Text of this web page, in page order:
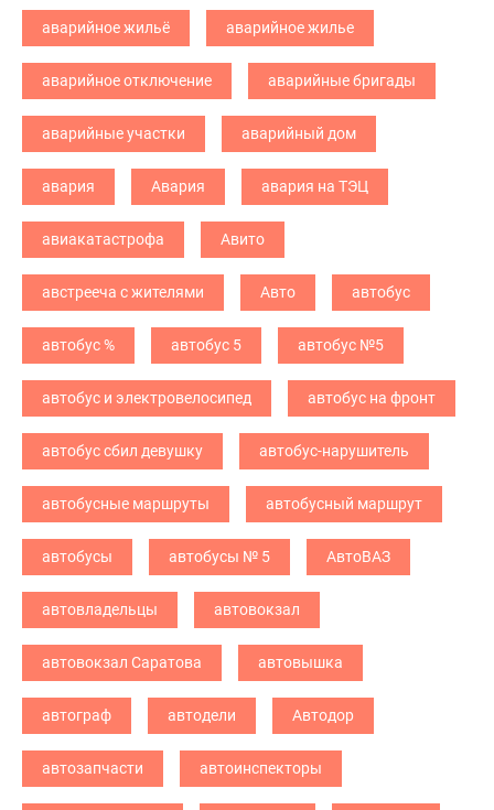
аварийное жильё аварийное жилье
аварийное отключение аварийные бригады
аварийные участки аварийный дом
авария Авария авария на ТЭЦ
авиакатастрофа Авито
австрееча с жителями Авто автобус
автобус % автобус 5 автобус №5
автобус и электровелосипед автобус на фронт
автобус сбил девушку автобус-нарушитель
автобусные маршруты автобусный маршрут
автобусы автобусы № 5 АвтоВАЗ
автовладельцы автовокзал
автовокзал Саратова автовышка
автограф автодели Автодор
автозапчасти автоинспекторы